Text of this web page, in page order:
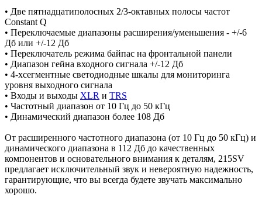
• Две пятнадцатиполосных 2/3-октавных полосы частот
Constant Q
• Переключаемые диапазоны расширения/уменьшения - +/-6
Дб или +/-12 Дб
• Переключатель режима байпас на фронтальной панели
• Диапазон гейна входного сигнала +/-12 Дб
• 4-хсегментные светодиодные шкалы для мониторинга
уровня выходного сигнала
• Входы и выходы XLR и TRS
• Частотный диапазон от 10 Гц до 50 кГц
• Динамический диапазон более 108 Дб
От расширенного частотного диапазона (от 10 Гц до 50 кГц) и
динамического диапазона в 112 Дб до качественных
компонентов и основательного внимания к деталям, 215SV
предлагает исключительный звук и невероятную надежность,
гарантирующие, что вы всегда будете звучать максимально
хорошо.